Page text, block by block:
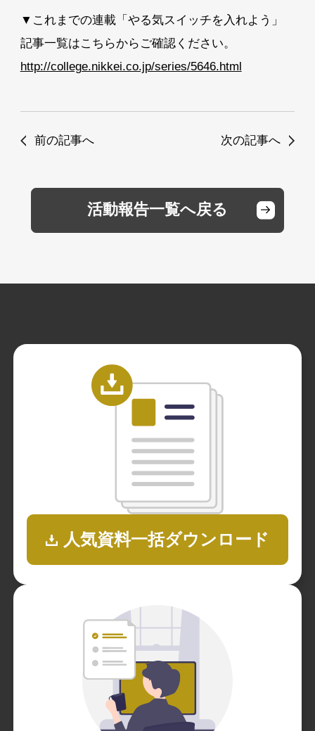
▼これまでの連載「やる気スイッチを入れよう」
記事一覧はこちらからご確認ください。
http://college.nikkei.co.jp/series/5646.html
前の記事へ 次の記事へ
活動報告一覧へ戻る
人気資料一括ダウンロード